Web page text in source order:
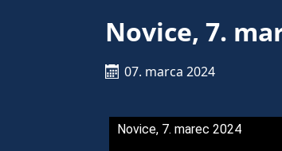
Novice, 7.
07. marca 2024
Novice, 7. marec 2024